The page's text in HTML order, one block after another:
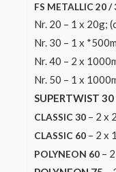
FS METALLIC 20 /
Nr. 20 – 1 x 20g;
Nr. 30 – 1 x
Nr. 40 – 2 x
Nr. 50 – 1 x
SUPERTWIST 30
CLASSIC 30 – 2 x
CLASSIC 60 – 2 x
POLYNEON 60 –